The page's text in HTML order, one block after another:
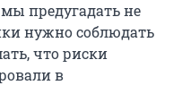
предугадать не
нужно соблюдать
что риски
в